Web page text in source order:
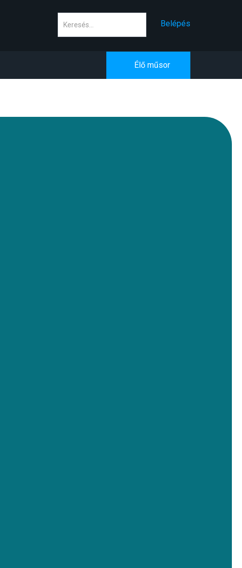
Belépés
Élő műsor